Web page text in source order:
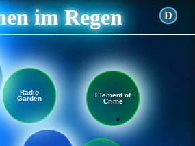
im Regen D
Radio
Garden
Element of
Crime